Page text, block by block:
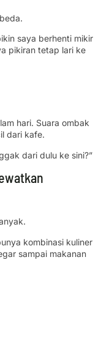
saya berhenti mikir
pikiran tetap lari ke
hari. Suara ombak
dari kafe.
dari dulu ke sini?”
kombinasi kuliner
sampai makanan